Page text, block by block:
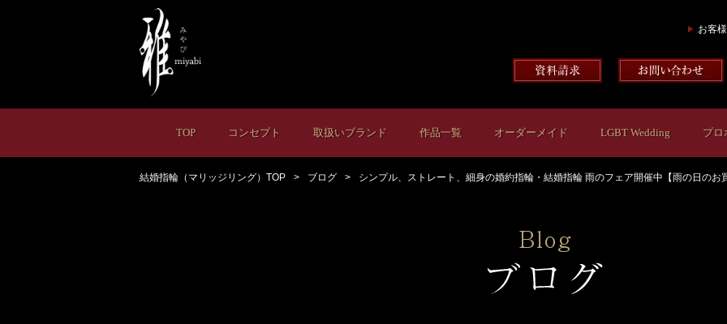
お客
TOP コンセプト 取扱いブランド 作品一覧 オーダーメイド LGBT Wedding プロ
結婚指輪（マリッジリング）TOP ブログ シンプル、ストレート、細身の婚約指輪・結婚指輪 雨のフェア開催中【雨の日のお